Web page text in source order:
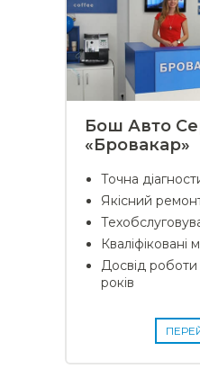
Бош Авто
«Бровакар»
Точна
Якісний
Кваліфіковані
Досвід
років